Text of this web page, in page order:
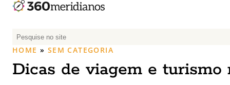
P
e
q
HOME » SEM CATEGORIA
Dicas de viagem e turismo